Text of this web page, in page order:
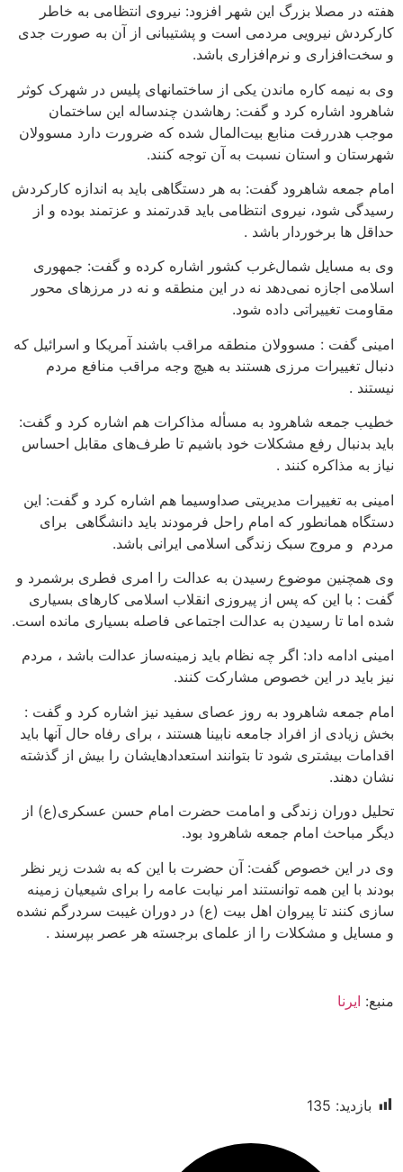
مصلا بزرگ این شهر افزود: نیروی انتظامی به خاطر
نیرویی مردمی است و پشتیبانی از آن به صورت جدی
و نرم‌افزاری باشد.
کاره ماندن یکی از ساختمانهای ‌پلیس در شهرک کوثر
کرد و گفت: رهاشدن چندساله این ساختمان
منابع بیت‌المال شده که ضرورت دارد مسوولان
و استان نسبت به آن توجه کنند.
شاهرود گفت: به هر دستگاهی باید به اندازه کارکردش
نیروی انتظامی باید قدرتمند و عزتمند بوده و از
برخوردار باشد .
شمال‌غرب کشور اشاره کرده و گفت: جمهوری
نمی‌دهد نه در این منطقه و نه در مرزهای محور
داده شود.
: مسوولان منطقه مراقب باشند آمریکا و اسرائیل که
مرزی هستند به هیچ وجه مراقب منافع مردم
شاهرود به مسأله مذاکرات هم اشاره کرد و گفت:
رفع مشکلات خود باشیم تا طرف‌های مقابل احساس
کنند .
تغییرات مدیریتی صداوسیما هم اشاره کرد و گفت: این
که امام راحل فرمودند باید دانشگاهی برای
سبک زندگی اسلامی ایرانی باشد.
موضوع رسیدن به عدالت را امری فطری برشمرد و
این که پس از پیروزی انقلاب اسلامی کارهای بسیاری
تا رسیدن به عدالت اجتماعی فاصله بسیاری مانده است.
داد: اگر چه نظام باید زمینه‌ساز عدالت باشد ، مردم
در این خصوص مشارکت کنند.
شاهرود به روز عصای سفید نیز اشاره کرد و گفت :
از افراد جامعه نابینا هستند ، برای رفاه حال آنها باید
بیشتری شود تا بتوانند استعدادهایشان را بیش از گذشته
زندگی و امامت حضرت امام حسن عسکری(ع) از
امام جمعه شاهرود بود.
خصوص گفت: آن حضرت با این که به شدت زیر نظر
این همه توانستند امر نیابت عامه را برای شیعیان زمینه
تا پیروان اهل بیت (ع) در دوران غیبت سردرگم نشده
و مشکلات را از علمای برجسته هر عصر بپرسند .
135